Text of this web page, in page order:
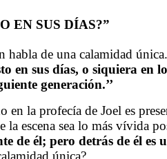
EN SUS DÍAS?”
habla de una calamidad
en sus días, o siquiera en
generación.’’
en la profecía de Joel es
la escena sea lo más vívida
de él; pero detrás de él es
única?